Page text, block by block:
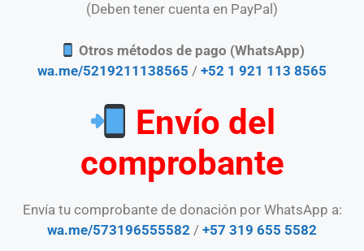
(Deben tener cuenta en PayPal)
Otros métodos de pago (WhatsApp)
wa.me/5219211138565 / +52 1 921 113 8565
Envío del
comprobante
Envía tu comprobante de donación por WhatsApp a:
wa.me/573196555582 / +57 319 655 5582